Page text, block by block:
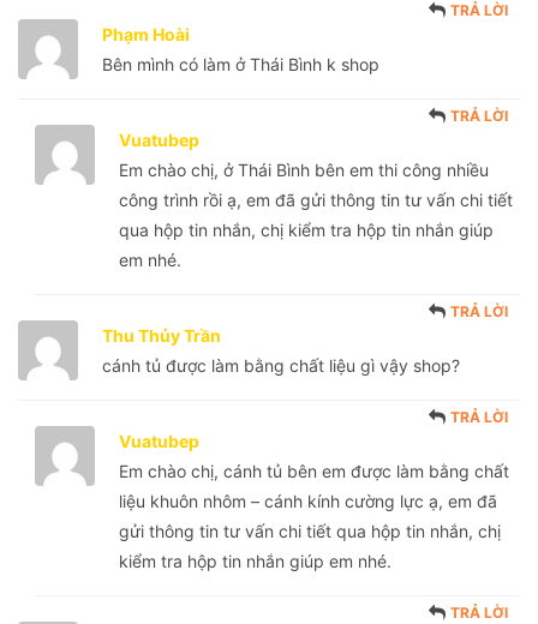
Phạm Hoài
TRẢ LỜI
Bên mình có làm ở Thái Bình k shop
Vuatubep
TRẢ LỜI
Em chào chị, ở Thái Bình bên em thi công nhiều
công trình rồi ạ, em đã gửi thông tin tư vấn chi tiết
qua hộp tin nhắn, chị kiểm tra hộp tin nhắn giúp
em nhé.
Thu Thủy Trần
TRẢ LỜI
cánh tủ được làm bằng chất liệu gì vậy shop?
Vuatubep
TRẢ LỜI
Em chào chị, cánh tủ bên em được làm bằng chất
liệu khuôn nhôm – cánh kính cường lực ạ, em đã
gửi thông tin tư vấn chi tiết qua hộp tin nhắn, chị
kiểm tra hộp tin nhắn giúp em nhé.
TRẢ LỜI